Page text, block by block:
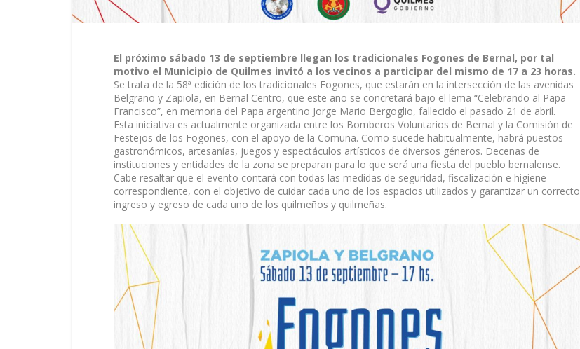
El próximo sábado 13 de septiembre llegan los tradicionales Fogones de Bernal, por tal
motivo el Municipio de Quilmes invitó a los vecinos a participar del mismo de 17 a 23 horas.
Se trata de la 58ª edición de los tradicionales Fogones, que estarán en la intersección de las avenidas
Belgrano y Zapiola, en Bernal Centro, que este año se concretará bajo el lema “Celebrando al Papa
Francisco”, en memoria del Papa argentino Jorge Mario Bergoglio, fallecido el pasado 21 de abril.
Esta iniciativa es actualmente organizada entre los Bomberos Voluntarios de Bernal y la Comisión de
Festejos de los Fogones, con el apoyo de la Comuna. Como sucede habitualmente, habrá puestos
gastronómicos, artesanías, juegos y espectáculos artísticos de diversos géneros. Decenas de
instituciones y entidades de la zona se preparan para lo que será una fiesta del pueblo bernalense.
Cabe resaltar que el evento contará con todas las medidas de seguridad, fiscalización e higiene
correspondiente, con el objetivo de cuidar cada uno de los espacios utilizados y garantizar un correcto
ingreso y egreso de cada uno de los quilmeños y quilmeñas.